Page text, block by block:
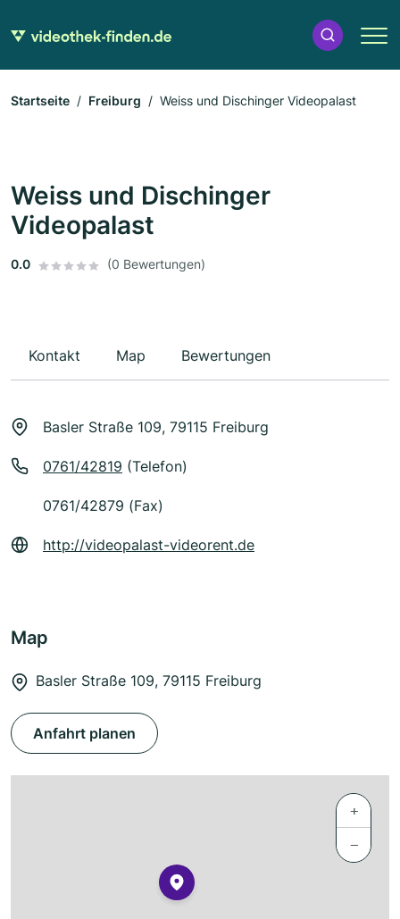
Startseite Freiburg Weiss und Dischinger Videopalast
Weiss und Dischinger
Videopalast
0.0 (0 Bewertungen)
Kontakt Map Bewertungen
Basler Straße 109, 79115 Freiburg
0761/42819 (Telefon)
0761/42879 (Fax)
http://videopalast-videorent.de
Map
Basler Straße 109, 79115 Freiburg
Anfahrt planen
+
−